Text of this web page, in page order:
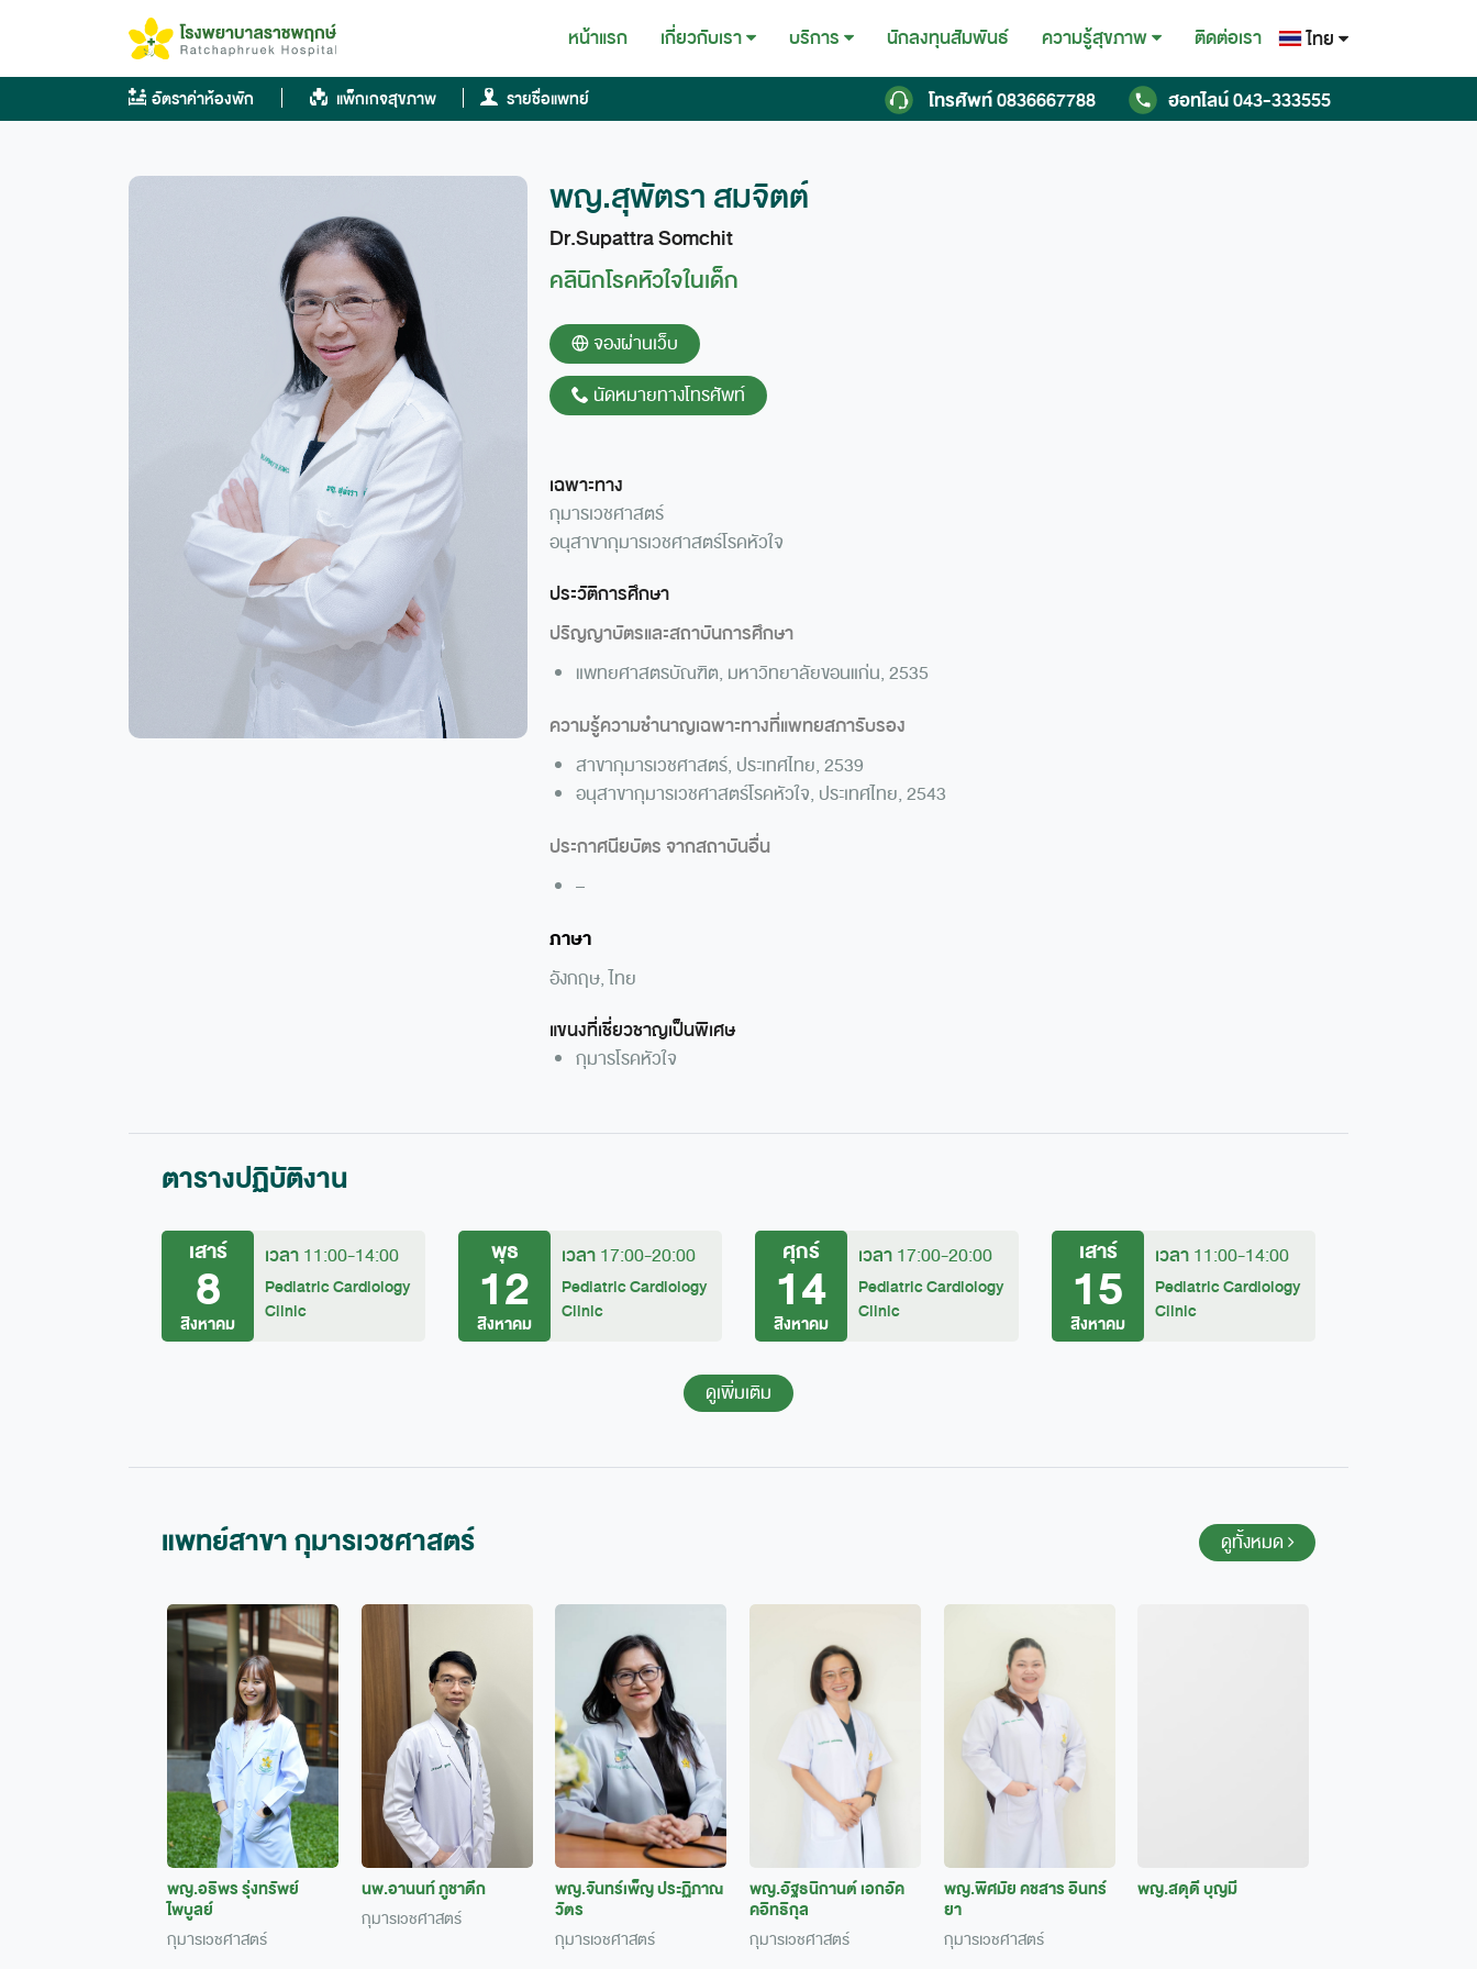
content
หน้าแรก เกี่ยวกับเรา บริการ นักลงทุนสัมพันธ์ ความรู้สุขภาพ ติดต่อเรา ไทย
English
อัตราค่าห้องพัก แพ็กเกจสุขภาพ รายชื่อแพทย์ โทรศัพท์0836667788 ฮอทไลน์043-333555
พญ.สุพัตรา สมจิตต์
Dr.Supattra Somchit
คลินิกโรคหัวใจในเด็ก
จองผ่านเว็บ
นัดหมายทางโทรศัพท์
เฉพาะทาง
กุมารเวชศาสตร์
อนุสาขากุมารเวชศาสตร์โรคหัวใจ
ประวัติการศึกษา
ปริญญาบัตรและสถาบันการศึกษา
แพทยศาสตรบัณฑิต, มหาวิทยาลัยขอนแก่น, 2535
ความรู้ความชำนาญเฉพาะทางที่แพทยสภารับรอง
สาขากุมารเวชศาสตร์, ประเทศไทย, 2539
อนุสาขากุมารเวชศาสตร์โรคหัวใจ, ประเทศไทย, 2543
ประกาศนียบัตร จากสถาบันอื่น
–
ภาษา
อังกฤษ, ไทย
แขนงที่เชี่ยวชาญเป็นพิเศษ
กุมารโรคหัวใจ
ตารางปฏิบัติงาน
เสาร์
8
สิงหาคม
เวลา11:00-14:00
Pediatric Cardiology
Clinic
พุธ
12
สิงหาคม
เวลา17:00-20:00
Pediatric Cardiology
Clinic
ศุกร์
14
สิงหาคม
เวลา17:00-20:00
Pediatric Cardiology
Clinic
เสาร์
15
สิงหาคม
เวลา11:00-14:00
Pediatric Cardiology
Clinic
ดูเพิ่มเติม
แพทย์สาขา กุมารเวชศาสตร์ ดูทั้งหมด
พญ.อธิพร รุ่งทรัพย์
ไพบูลย์
กุมารเวชศาสตร์
นพ.อานนท์ ภูชาดึก
กุมารเวชศาสตร์
พญ.จันทร์เพ็ญ ประฏิภาณ
วัตร
กุมารเวชศาสตร์
พญ.อัฐธนิกานต์ เอกอัค
คอิทธิกุล
กุมารเวชศาสตร์
พญ.พิศมัย คชสาร อินทร์
ยา
กุมารเวชศาสตร์
พญ.สดุดี บุญมี